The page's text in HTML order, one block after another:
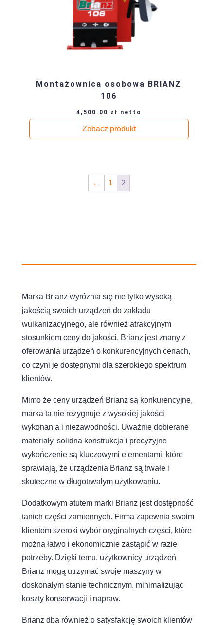
Montażownica osobowa BRIANZ
106
4,500.00 zł netto
Zobacz produkt
← 1 2
Marka Brianz wyróżnia się nie tylko wysoką
jakością swoich urządzeń do zakładu
wulkanizacyjnego, ale również atrakcyjnym
stosunkiem ceny do jakości. Brianz jest znany z
oferowania urządzeń o konkurencyjnych cenach,
co czyni je dostępnymi dla szerokiego spektrum
klientów.
Mimo że ceny urządzeń Brianz są konkurencyjne,
marka ta nie rezygnuje z wysokiej jakości
wykonania i niezawodności. Uważnie dobierane
materiały, solidna konstrukcja i precyzyjne
wykończenie są kluczowymi elementami, które
sprawiają, że urządzenia Brianz są trwałe i
skuteczne w długotrwałym użytkowaniu.
Dodatkowym atutem marki Brianz jest dostępność
tanich części zamiennych. Firma zapewnia swoim
klientom szeroki wybór oryginalnych części, które
można łatwo i ekonomicznie zastąpić w razie
potrzeby. Dzięki temu, użytkownicy urządzeń
Brianz mogą utrzymać swoje maszyny w
doskonałym stanie technicznym, minimalizując
koszty konserwacji i napraw.
Brianz dba również o satysfakcję swoich klientów